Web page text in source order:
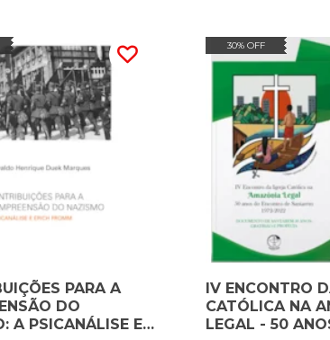
PARA A
DO
A PSICANÁLISE E
30% OFF
IV ENCONTRO
CATÓLICA NA
LEGAL - 50 ANOS DO